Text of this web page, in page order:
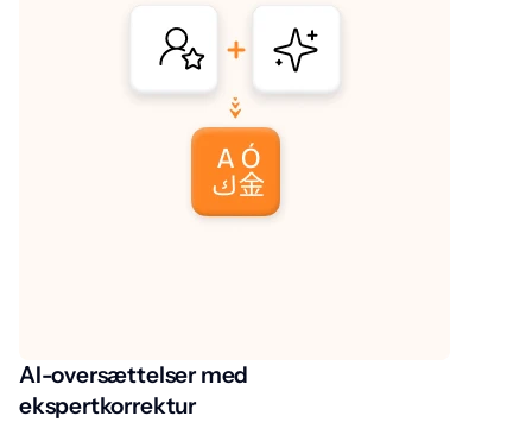
AI-oversættelser med
ekspertkorrektur